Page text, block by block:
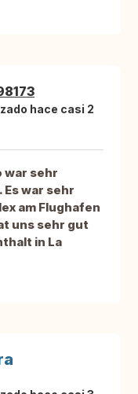
hace casi 2
war sehr
war sehr
am Flughafen
uns sehr gut
in La